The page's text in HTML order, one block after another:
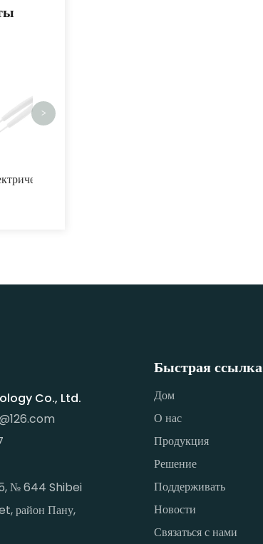
>
Co., Ltd.
№ 644 Shibei
район Пану,
Быстрая ссылка
Дом
О нас
Продукция
Решение
Поддерживать
Новости
Связаться с нами